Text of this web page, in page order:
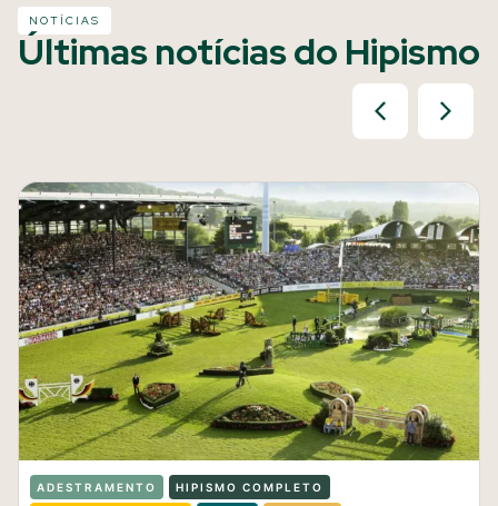
NOTÍCIAS
Últimas notícias do Hipismo
ADESTRAMENTO HIPISMO COMPLETO